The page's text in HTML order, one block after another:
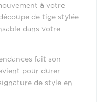
à votre
de tige stylée
dans votre
fait son
pour durer
de style en